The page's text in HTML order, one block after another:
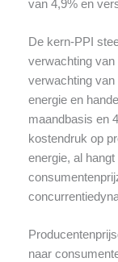
van 4,9% en
De kern-PPI
verwachting van
verwachting van
energie en
maandbasis en
kostendruk op
energie, al
naar